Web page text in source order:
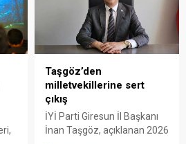
Taşgöz’den
milletvekillerine sert
çıkış
İYİ Parti Giresun İl Başkanı
İnan Taşgöz, açıklanan 2026